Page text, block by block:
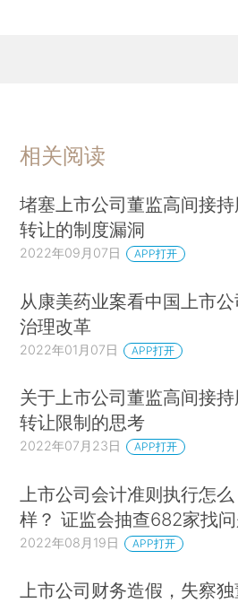
相关阅读
堵塞上市公司董监高间接持
转让的制度漏洞
2022年09月07日 APP打开
从康美药业案看中国上市公
治理改革
2022年01月07日 APP打开
关于上市公司董监高间接持
转让限制的思考
2022年07月23日 APP打开
上市公司会计准则执行怎么
样？ 证监会抽查682家找
2022年08月19日 APP打开
上市公司财务造假，失察